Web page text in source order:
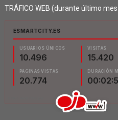
TRÁFICO WEB (durante último